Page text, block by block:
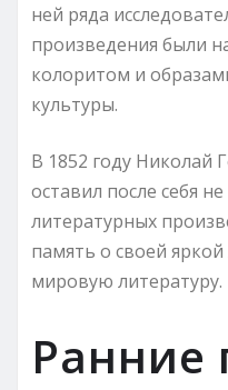
ней ряда
произведения были
колоритом и
культуры.
В 1852 году Николай
оставил после себя
литературных
память о своей
мировую литературу.
Ранние